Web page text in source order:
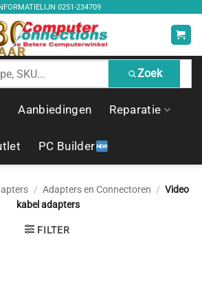
0251-234709
Zoek
Aanbiedingen Reparatie
PC Builder
/ Adapters en Connectoren / Video
kabel adapters
FILTER